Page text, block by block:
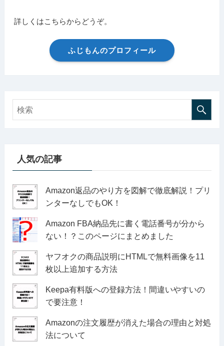
詳しくはこちらからどうぞ。
ふじもんのプロフィール
人気の記事
Amazon返品のやり方を図解で徹底解説！プリ
ンターなしでもOK！
Amazon FBA納品先に書く電話番号が分から
ない！？このページにまとめました
ヤフオクの商品説明にHTMLで無料画像を11
枚以上追加する方法
Keepa有料版への登録方法！間違いやすいの
で要注意！
Amazonの注文履歴が消えた場合の理由と対処
法について